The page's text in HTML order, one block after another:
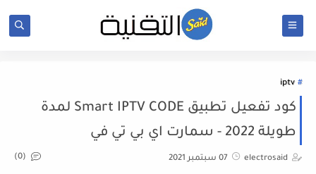
iptv
كود تفعيل تطبيق Smart IPTV CODE لمدة
طويلة 2022 - سمارت اي بي تي في
electrosaid 07 سبتمبر 2021 (0)